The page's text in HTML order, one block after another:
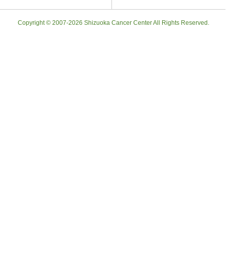
Copyright © 2007-2026 Shizuoka Cancer Center All Rights Reserved.